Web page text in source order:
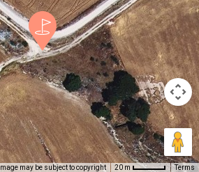
Image may be subject to copyright 20 m Terms